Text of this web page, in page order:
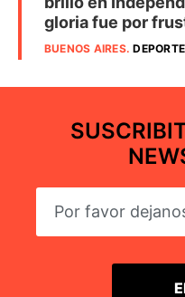
gloria fue por
BUENOS AIRES.